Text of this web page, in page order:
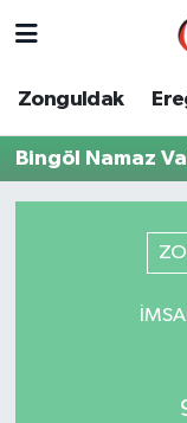
Zonguldak
Bingöl Namaz
Zonguldak
Ereğli
Zonguldak
Zonguldak
Zonguldak
Puan